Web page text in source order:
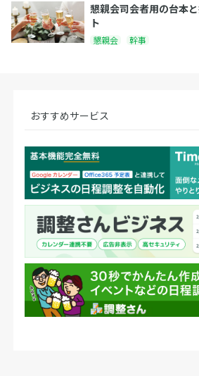
懇親会司会者用の台本
ト
懇親会 幹事
おすすめサービス